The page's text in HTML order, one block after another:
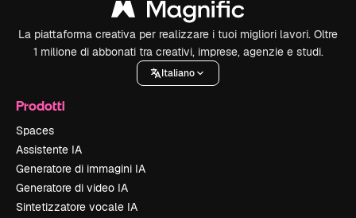
La piattaforma creativa per realizzare i tuoi migliori lavori. Oltre
1 milione di abbonati tra creativi, imprese, agenzie e studi.
Italiano
Prodotti
Spaces
Assistente IA
Generatore di immagini IA
Generatore di video IA
Sintetizzatore vocale IA